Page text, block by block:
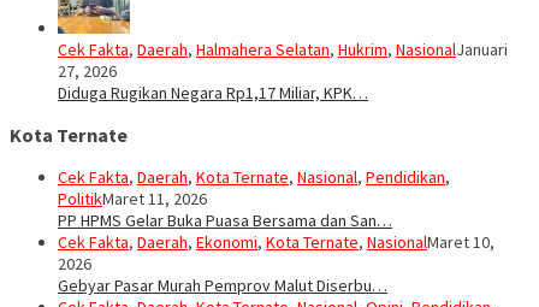
Cek Fakta, Daerah, Halmahera Selatan, Hukrim, NasionalJanuari
27, 2026
Diduga Rugikan Negara Rp1,17 Miliar, KPK…
Kota Ternate
Cek Fakta, Daerah, Kota Ternate, Nasional, Pendidikan,
PolitikMaret 11, 2026
PP HPMS Gelar Buka Puasa Bersama dan San…
Cek Fakta, Daerah, Ekonomi, Kota Ternate, NasionalMaret 10,
2026
Gebyar Pasar Murah Pemprov Malut Diserbu…